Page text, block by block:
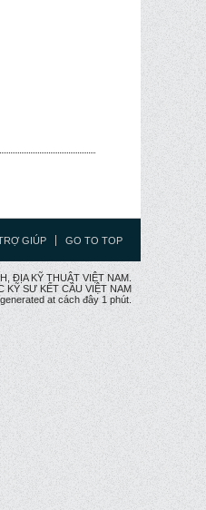
GIÚP GO TO TOP
ĐỊA KỸ THUẬT VIỆT NAM.
KỸ SƯ KẾT CÂU VIỆT NAM
at cách đây 1 phút.